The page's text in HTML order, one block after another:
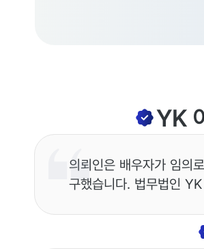
YK
의뢰인은 배우자가 임의
구했습니다. 법무법인